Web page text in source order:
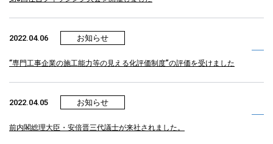
2022.04.06 お知らせ
“専門工事企業の施工能力等の見える化評価制度”の評価を受けました
2022.04.05 お知らせ
前内閣総理大臣・安倍晋三代議士が来社されました。